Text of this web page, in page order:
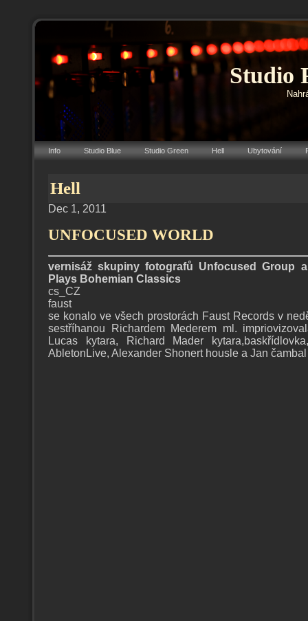
Studio
Info Studio Blue Studio Green Hell Ubytování
Hell
Dec 1, 2011
UNFOCUSED WORLD
vernisáž skupiny fotografů Unfocused Group
Plays Bohemian Classics
cs_CZ
faust
se konalo ve všech prostorách Faust Records v
sestříhanou Richardem Mederem ml.
Lucas kytara, Richard Mader
AbletonLive, Alexander Shonert housle a Jan